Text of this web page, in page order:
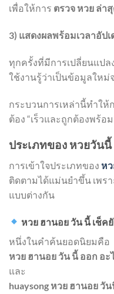
เพื่อให้การ ตรวจ หวย ล่า
3) แสดงผลพร้อมเวลาอัปเ
ทุกครั้งที่มีการเปลี่ยนแปล
ใช้งานรู้ว่าเป็นข้อมูลใหม่
กระบวนการเหล่านี้ทำให้
ต้อง “เร็วและถูกต้องพร้อ
ประเภทของ หวยวัน
การเข้าใจประเภทของ ห
ติดตามได้แม่นยำขึ้น เพร
แบบต่างกัน
หวย ฮานอย วัน นี้ เช็คยั
หนึ่งในคำค้นยอดนิยมคือ
หวย ฮานอย วัน นี้ ออก อะ
และ
huaysong หวย ฮานอย วั